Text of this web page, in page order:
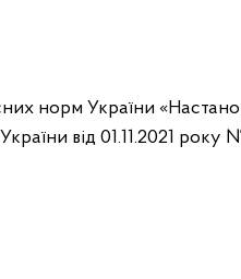
норм України
від 01.11.2021 року